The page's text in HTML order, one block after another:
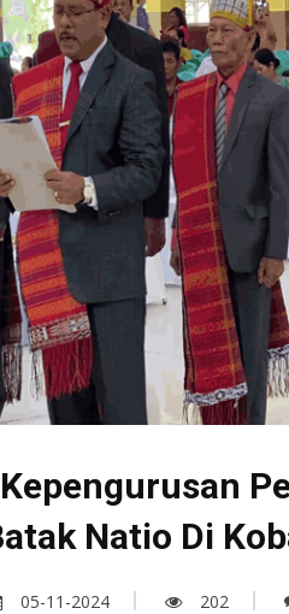
Natio Di
05-11-2024 202